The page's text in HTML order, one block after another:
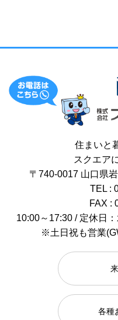
住まいと
スクエア
〒740-0017 山口県
TEL :
FAX :
10:00～17:30 / 定休日
※土日祝も営業
各種